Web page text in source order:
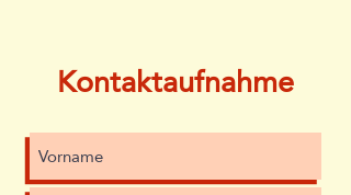
Kontaktaufnahme